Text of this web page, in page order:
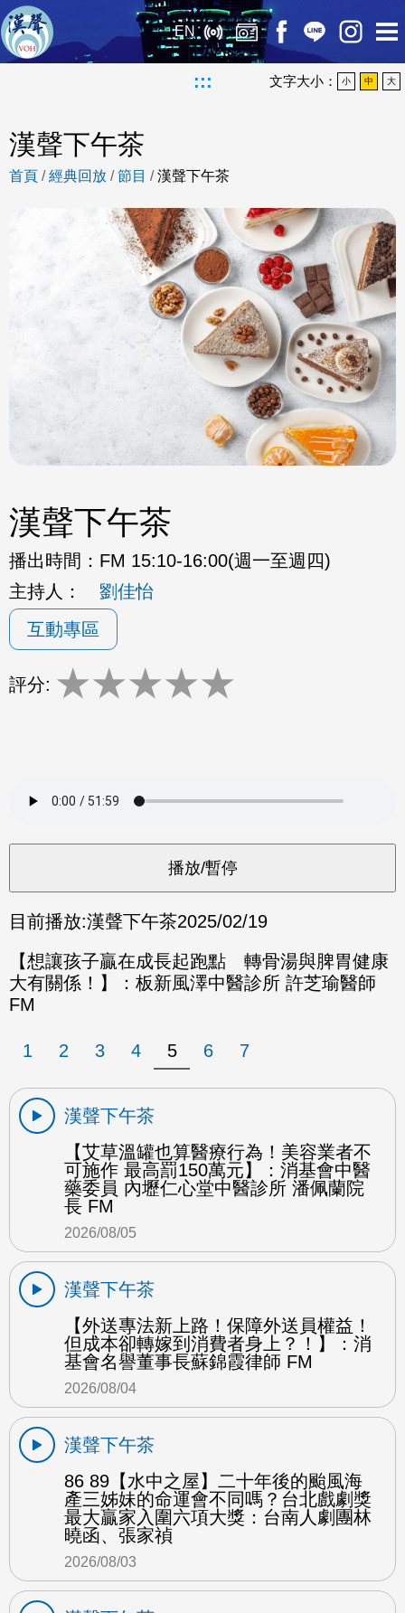
EN
::: 文字大小： 小 中 大
漢聲下午茶
首頁 /經典回放 /節目 /漢聲下午茶
漢聲下午茶
播出時間： FM 15:10-16:00(週一至週四)
主持人：
劉佳怡
互動專區
評分: ★★★★★
目前播放:漢聲下午茶2025/02/19
【想讓孩子贏在成長起跑點 轉骨湯與脾胃健康
大有關係！】：板新風澤中醫診所 許芝瑜醫師
FM
1 2 3 4 5 6 7
漢聲下午茶
【艾草溫罐也算醫療行為！美容業者不
可施作 最高罰150萬元】：消基會中醫
藥委員 內壢仁心堂中醫診所 潘佩蘭院
長 FM
2026/08/05
漢聲下午茶
【外送專法新上路！保障外送員權益！
但成本卻轉嫁到消費者身上？！】：消
基會名譽董事長蘇錦霞律師 FM
2026/08/04
漢聲下午茶
86 89【水中之屋】二十年後的颱風海
產三姊妹的命運會不同嗎？台北戲劇獎
最大贏家入圍六項大獎：台南人劇團林
曉函、張家禎
2026/08/03